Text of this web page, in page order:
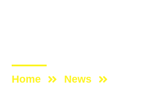
Home News